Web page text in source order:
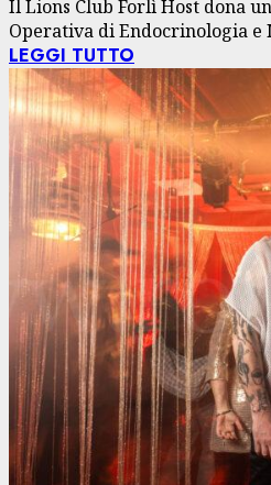
Il Lions Club Forlì Host dona
Operativa di Endocrinologia e
LEGGI TUTTO